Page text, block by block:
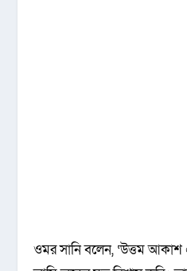
ওমর সানি বলেন, ‘উত্তম